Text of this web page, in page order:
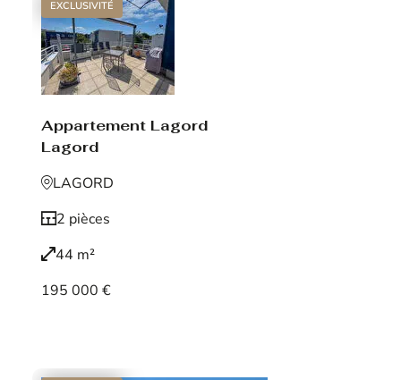
EXCLUSIVITÉ
Appartement Lagord
Lagord
LAGORD
2 pièces
44 m²
195 000 €